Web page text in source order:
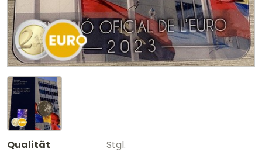
Qualität Stgl.